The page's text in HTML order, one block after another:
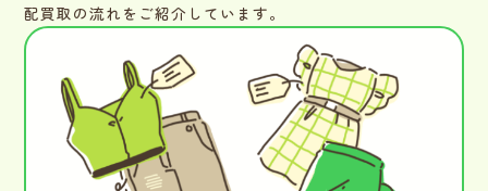
配買取の流れをご紹介しています。